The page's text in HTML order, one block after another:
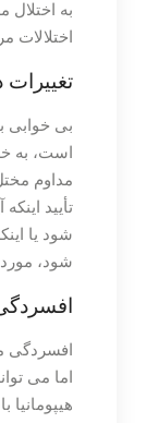
اختلالات
بی خوابی
است، به
مداوم
تأیید
شود یا
شود،
افسردگی
اما می